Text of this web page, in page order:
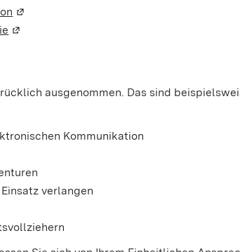
(Wird in einem neuen Fenster geöffnet)
(Wird in einem neuen Fenster geöffnet)
ausgenommen. Das sind
Kommunikation
verlangen